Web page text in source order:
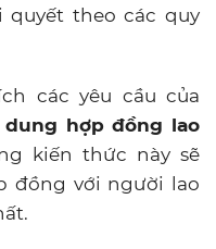
quyết theo các quy
các yêu cầu của
dung hợp đồng lao
kiến thức này sẽ
đồng với người lao